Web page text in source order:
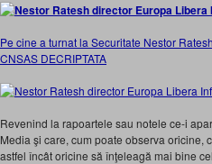
Pe cine a turnat la Securitate Nestor
CNSAS DECRIPTATA
Revenind la rapoartele sau notele ce-i
Media şi care, cum poate observa oricine,
astfel încât oricine să înţeleagă mai bine